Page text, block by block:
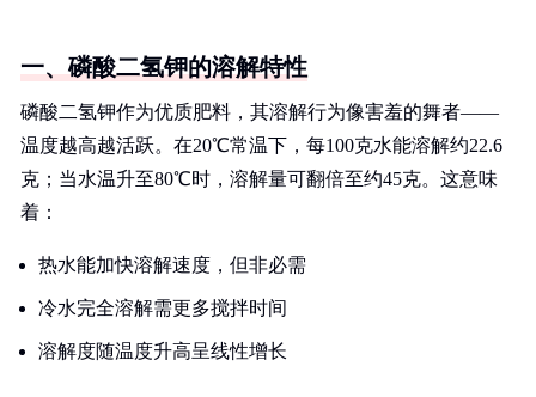
一、磷酸二氢钾的溶解特性
磷酸二氢钾作为优质肥料，其溶解行为像害羞的舞者——
温度越高越活跃。在20℃常温下，每100克水能溶解约22.6
克；当水温升至80℃时，溶解量可翻倍至约45克。这意味
着：
热水能加快溶解速度，但非必需
冷水完全溶解需更多搅拌时间
溶解度随温度升高呈线性增长